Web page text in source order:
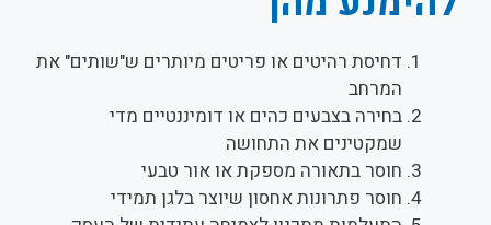
דחיסת רהיטים או פריטים מיותרים ש"שותים" את
המרחב
בחירה בצבעים כהים או דומיננטיים מדי
שמקטינים את התחושה
חוסר בתאורה מספקת או אור טבעי
חוסר פתרונות אחסון שיוצר בלגן תמידי